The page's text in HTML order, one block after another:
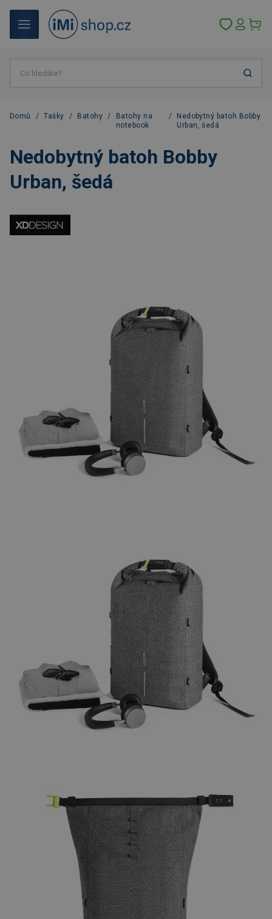
Domů / Tašky / Batohy /
Batohy na
notebook
/
Nedobytný batoh Bobby
Urban, šedá
Nedobytný batoh Bobby
Urban, šedá